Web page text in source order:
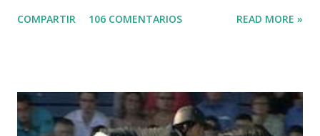
-EPAILLARD 7 GIG AMAI M WHITAKER 8 SILVANA DU
POWER - MILLAR 5 ARMANIE -VOORN 6 QUERLYBET
HERO -LEJAUNE 7 MO CHROI - O’BRIEN 8 CARMENA Z -
COMPARTIR 106 COMENTARIOS READ MORE »